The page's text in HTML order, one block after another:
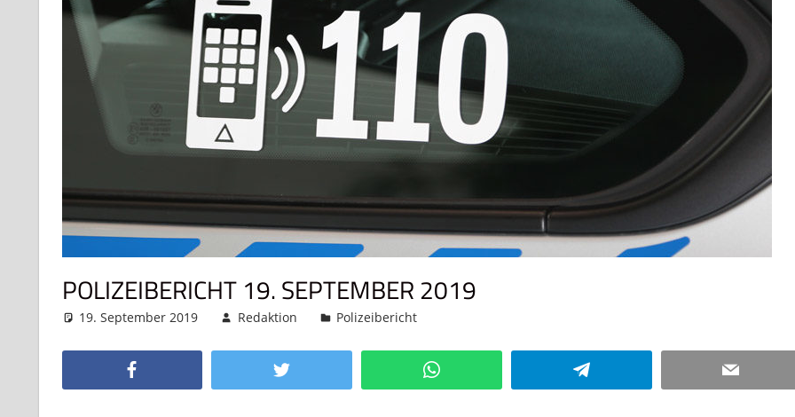
POLIZEIBERICHT 19. SEPTEMBER 2019
19. September 2019 Redaktion Polizeibericht
Twitter WhatsApp Telegram Email